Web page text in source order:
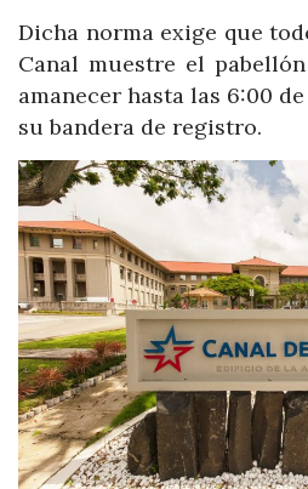
Dicha norma exige que
Canal muestre el
amanecer hasta las 6:00
su bandera de registro.